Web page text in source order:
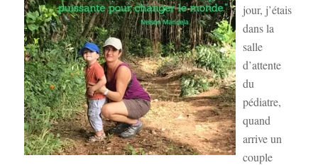
jour, j’étais
dans la
salle
d’attente
du
pédiatre,
quand
arrive un
couple